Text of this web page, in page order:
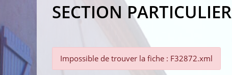
SECTION PARTICULIER
Impossible de trouver la fiche : F32872.xml